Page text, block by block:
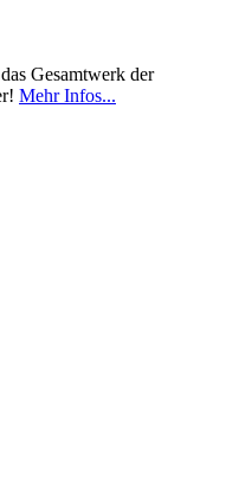
Gesamtwerk der
Mehr Infos...